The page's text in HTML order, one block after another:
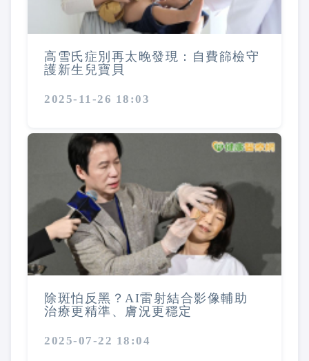
高雪氏症別再太晚發現：自費篩檢守
護新生兒寶貝
2025-11-26 18:03
除斑怕反黑？AI雷射結合影像輔助
治療更精準、膚況更穩定
2025-07-22 18:04